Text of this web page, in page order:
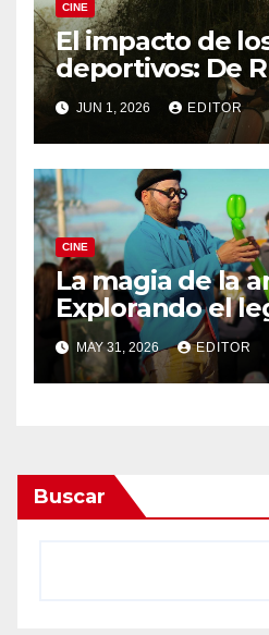
CINE
El impacto de
deportivos: De
Ferrari
JUN 1, 2026 EDITOR
CINE
La magia de la
Explorando el
DreamWorks
MAY 31, 2026 EDITOR
Buscar